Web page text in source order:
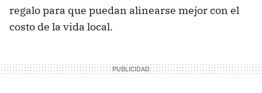
regalo para que puedan alinearse mejor con el
costo de la vida local.